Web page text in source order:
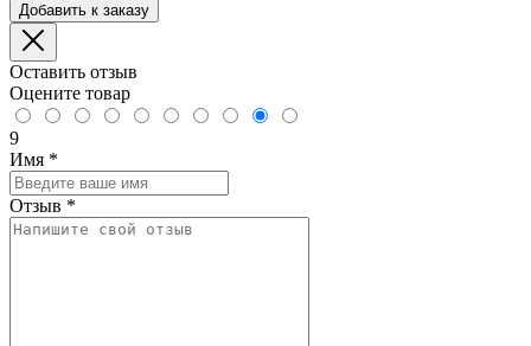
Добавить к заказу
Оставить отзыв
Оцените товар
9
Имя *
Отзыв *